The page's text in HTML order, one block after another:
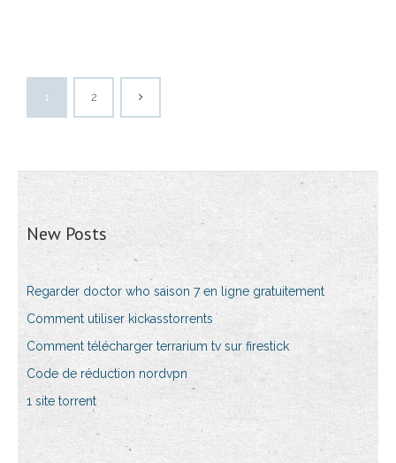
1 2
New Posts
Regarder doctor who saison 7 en ligne gratuitement
Comment utiliser kickasstorrents
Comment télécharger terrarium tv sur firestick
Code de réduction nordvpn
1 site torrent